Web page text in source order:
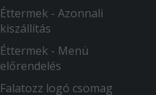
Éttermek - Azonnali
kiszállítás
Éttermek - Menü
előrendelés
Falatozz logó csomag